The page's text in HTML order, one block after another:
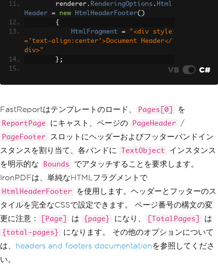
HorzAlign
= HorzAlign
};
. PageHeader Objects .
Ad
d ( headerText
ortpage tokens [Page] and [TotalPages]
            page
.PageFooter = new
Page
TextObject footerText =
ne
w
TextObject
Bounds
= new
Rectangle
F( 0 , 0 , Units .Millimeters * 190,
Unit
Text
=
"Page [Page] of
[TotalPages]",
Right
};
d( footerText );
        renderer
. RenderingOptions . Html
Header
= new HtmlHeaderFooter()
{
HtmlFragment
=
"<div style
='text-align:center'>Document Header</
div>"
};
HtmlFragment
=
"<div style
='text-align:center'>Page {page} of {t
otal-pages}</div>"
};
var pdf = renderer .RenderHtmlA
sPdf
"<html><body><h1>Report Content</
ody></html>" );
        pdf
.SaveAs("report.pdf");
}
VB C#
FastReportはテンプレートのロード、 Pages[0] を
ReportPage にキャスト、ページの PageHeader /
PageFooter
スロットにヘッダーおよびフッターバンドイン
スタンスを割り当て、各バンドに
TextObject
インスタンス
を明示的な
Bounds
でアタッチすることを要求します。
IronPDFは、単純なHTMLフラグメントで
HtmlHeaderFooter
を使用します。ヘッダーとフッターのス
タイルを完全なCSSで設定できます。 ページ番号の構文の変
更に注意：
[Page] は {page} になり、 [TotalPages] は
{total-pages}
になります。 その他のオプションについて
は、 headers and footers documentationを参照してくださ
い。